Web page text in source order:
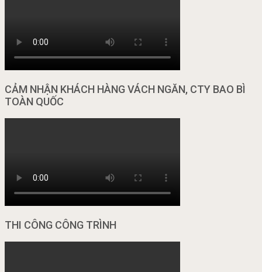
CẢM NHẬN KHÁCH HÀNG VÁCH NGĂN, CTY BAO BÌ
TOÀN QUỐC
THI CÔNG CÔNG TRÌNH